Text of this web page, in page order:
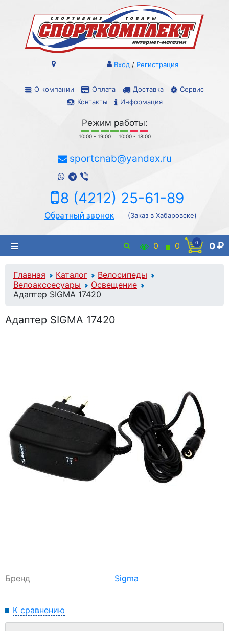
О компании Оплата Доставка
Сервис
Контакты
Информация
Вход / Регистрация
Режим работы:
10:00 - 19:00 10:00 - 18:00
sportcnab@yandex.ru
8 (4212) 25-61-89
Обратный звонок (Заказ в Хабаровске)
0 0 0 0
Главная Каталог
Велосипеды
Велоакссесуары
Освещение
Адаптер SIGMA 17420
Адаптер SIGMA 17420
Бренд Sigma
К сравнению